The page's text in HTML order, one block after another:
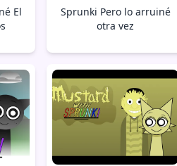
El
Sprunki Pero lo arruiné
otra vez